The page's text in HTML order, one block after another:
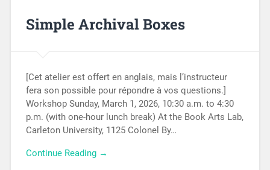
Simple Archival Boxes
[Cet atelier est offert en anglais, mais l’instructeur
fera son possible pour répondre à vos questions.]
Workshop Sunday, March 1, 2026, 10:30 a.m. to 4:30
p.m. (with one-hour lunch break) At the Book Arts Lab,
Carleton University, 1125 Colonel By…
Continue Reading →